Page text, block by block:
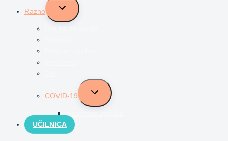
Razno
Toggle
menu
COVID-19
Toggle
menu
UČILNICA